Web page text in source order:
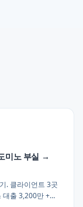
미노 부실 →
. 클라이언트 3곳
대출 3,200만 +